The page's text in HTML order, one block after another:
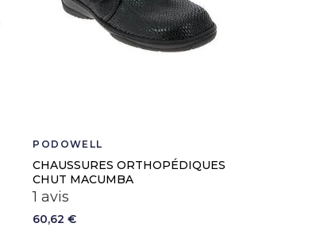
PODOWELL
CHAUSSURES ORTHOPÉDIQUES
CHUT MACUMBA
1 avis
60,62 €